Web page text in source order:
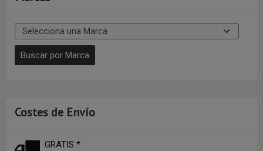
Costes de Envío
GRATIS *